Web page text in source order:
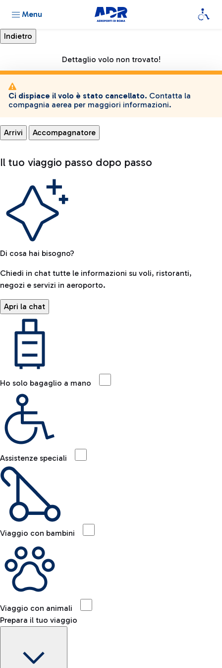
Menu
Dettaglio volo non trovato!
Ci dispiace il volo è stato cancellato. Contatta la
compagnia aerea per maggiori informazioni.
Arrivi Accompagnatore
Il tuo viaggio passo dopo passo
Di cosa hai bisogno?
Chiedi in chat tutte le informazioni su voli, ristoranti,
negozi e servizi in aeroporto.
Apri la chat
Ho solo bagaglio a mano
Assistenze speciali
Viaggio con bambini
Viaggio con animali
Prepara il tuo viaggio